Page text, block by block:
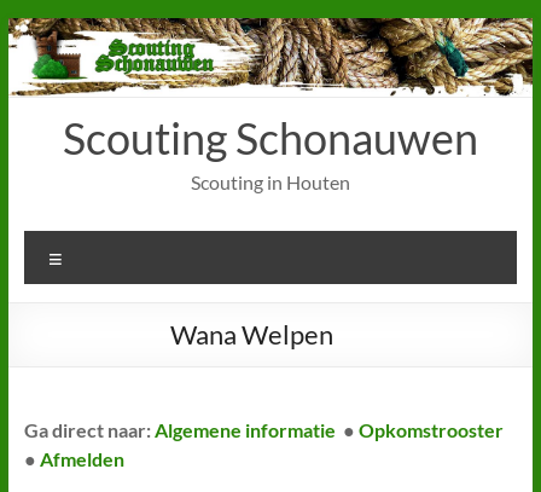
Ga
naar
de
inhoud
Scouting Schonauwen
Scouting in Houten
Wana Welpen
Ga direct naar:Algemene informatie ● Opkomstrooster
● Afmelden